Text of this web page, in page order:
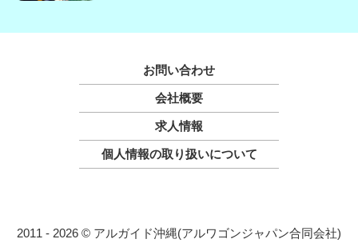
お問い合わせ
会社概要
求人情報
個人情報の取り扱いについて
2011 - 2026 © アルガイド沖縄(アルワゴンジャパン合同会社)